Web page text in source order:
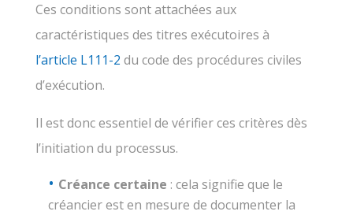
Ces conditions sont attachées aux
caractéristiques des titres exécutoires à
l’article L111-2 du code des procédures civiles
d’exécution.
Il est donc essentiel de vérifier ces critères dès
l’initiation du processus.
Créance certaine : cela signifie que le
créancier est en mesure de documenter la